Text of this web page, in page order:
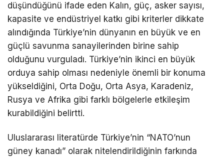
düşündüğünü ifade eden Kalın, güç, asker sayısı,
kapasite ve endüstriyel katkı gibi kriterler dikkate
alındığında Türkiye’nin dünyanın en büyük ve en
güçlü savunma sanayilerinden birine sahip
olduğunu vurguladı. Türkiye’nin ikinci en büyük
orduya sahip olması nedeniyle önemli bir konuma
yükseldiğini, Orta Doğu, Orta Asya, Karadeniz,
Rusya ve Afrika gibi farklı bölgelerle etkileşim
kurabildiğini belirtti.
Uluslararası literatürde Türkiye’nin “NATO’nun
güney kanadı” olarak nitelendirildiğinin farkında